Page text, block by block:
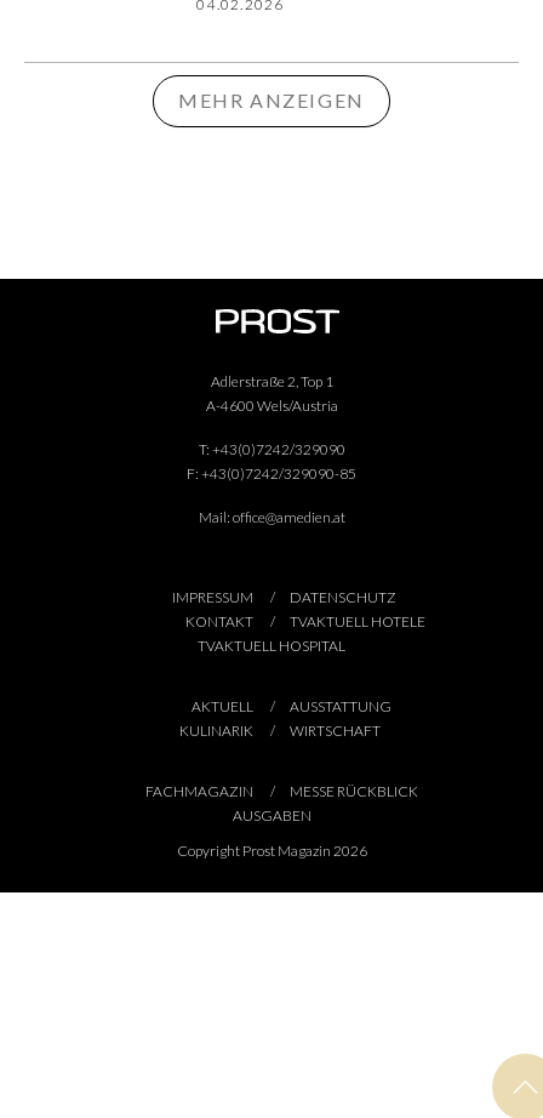
04.02.2026
MEHR ANZEIGEN
Adlerstraße 2, Top 1
A-4600 Wels/Austria
T: +43(0)7242/329090
F: +43(0)7242/329090-85
Mail: office@amedien.at
IMPRESSUM
DATENSCHUTZ
KONTAKT
TVAKTUELL HOTELE
TVAKTUELL HOSPITAL
AKTUELL
AUSSTATTUNG
KULINARIK
WIRTSCHAFT
FACHMAGAZIN
MESSE RÜCKBLICK
AUSGABEN
Copyright Prost Magazin 2026